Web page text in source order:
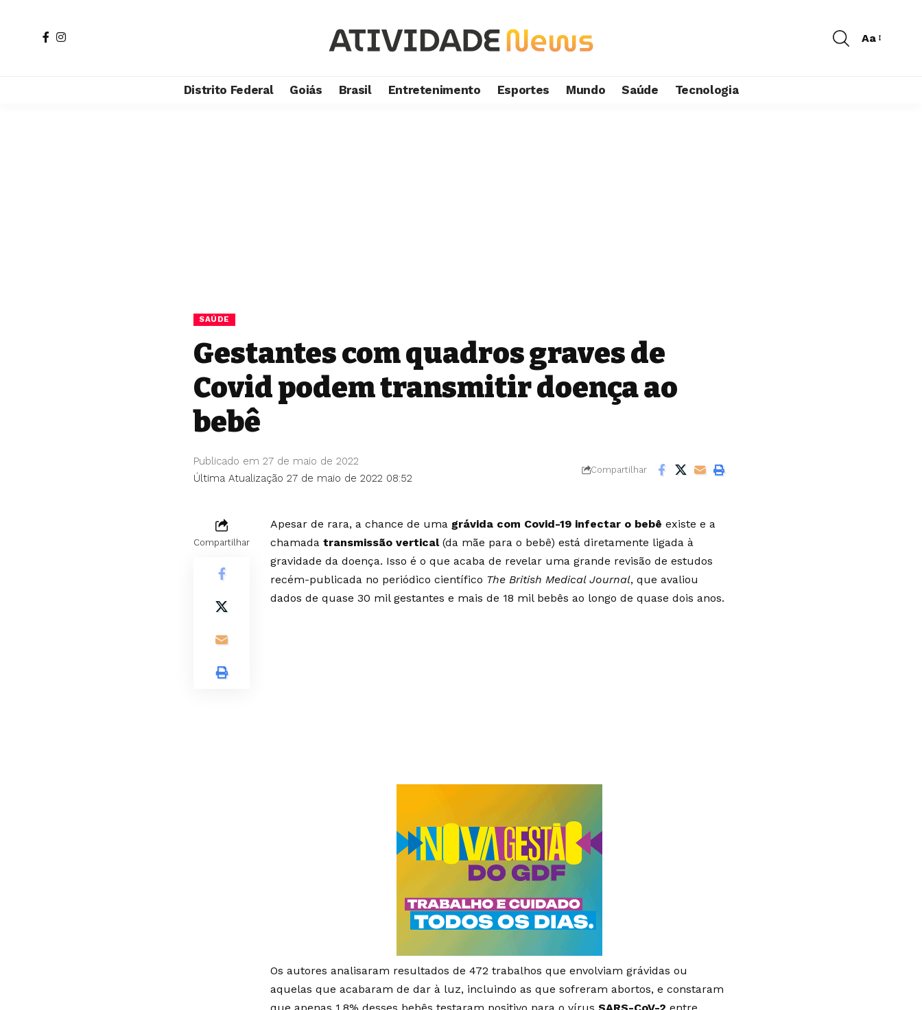
Aa
Distrito Federal Goiás Brasil Entretenimento Esportes Mundo Saúde Tecnologia
SAÚDE
Gestantes com quadros graves de
Covid podem transmitir doença ao
bebê
Última Atualização 27 de maio de 2022 08:52
Publicado em 27 de maio de 2022
Compartilhar
Compartilhar
Apesar de rara, a chance de uma grávida com Covid-19 infectar o bebê existe e a
chamada transmissão vertical(da mãe para o bebê) está diretamente ligada à
gravidade da doença. Isso é o que acaba de revelar uma grande revisão de estudos
recém-publicada no periódico científico The British Medical Journal, que avaliou
dados de quase 30 mil gestantes e mais de 18 mil bebês ao longo de quase dois anos.
Os autores analisaram resultados de 472 trabalhos que envolviam grávidas ou
aquelas que acabaram de dar à luz, incluindo as que sofreram abortos, e constaram